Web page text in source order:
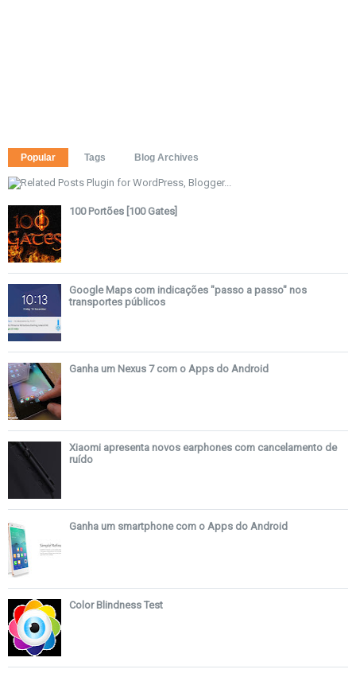
Popular Tags Blog Archives
100 Portões [100 Gates]
Google Maps com indicações "passo a passo" nos
transportes públicos
Ganha um Nexus 7 com o Apps do Android
Xiaomi apresenta novos earphones com cancelamento de
ruído
Ganha um smartphone com o Apps do Android
Color Blindness Test